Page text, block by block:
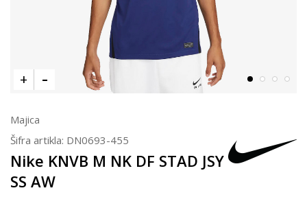
Majica
Šifra artikla: DN0693-455
Nike KNVB M NK DF STAD JSY
SS AW